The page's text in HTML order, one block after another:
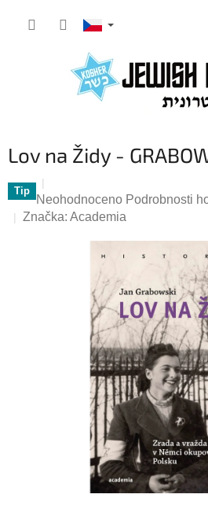
Lov na Židy -
Tip
Průměrné
hodnocení
hvězdiček.
Neohodnoceno Podrobnosti
Značka: Academia